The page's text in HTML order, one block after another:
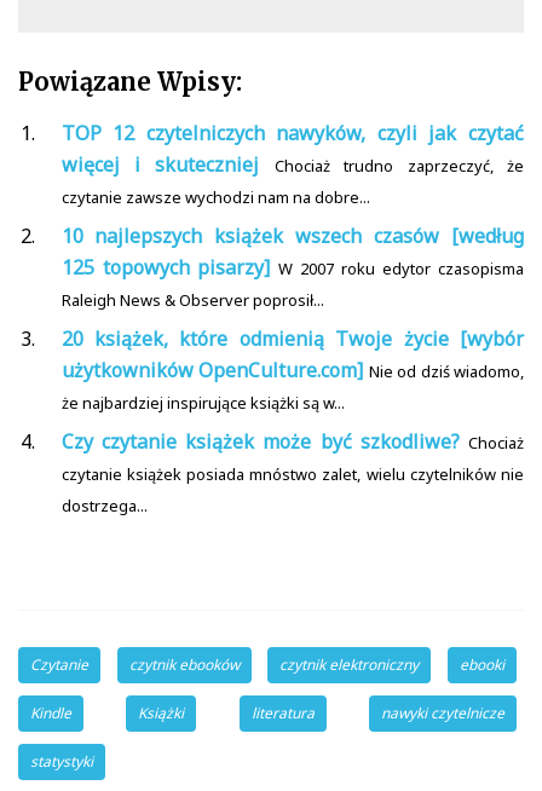
Powiązane Wpisy:
TOP 12 czytelniczych nawyków, czyli jak czytać
więcej i skuteczniej
Chociaż trudno zaprzeczyć, że
czytanie zawsze wychodzi nam na dobre...
10 najlepszych książek wszech czasów [według
125 topowych pisarzy] W 2007 roku edytor czasopisma
Raleigh News & Observer poprosił...
20 książek, które odmienią Twoje życie [wybór
użytkowników OpenCulture.com] Nie od dziś wiadomo,
że najbardziej inspirujące książki są w...
Czy czytanie książek może być szkodliwe? Chociaż
czytanie książek posiada mnóstwo zalet, wielu czytelników nie
dostrzega...
Czytanie czytnik ebooków czytnik elektroniczny ebooki
Kindle Książki literatura nawyki czytelnicze
statystyki